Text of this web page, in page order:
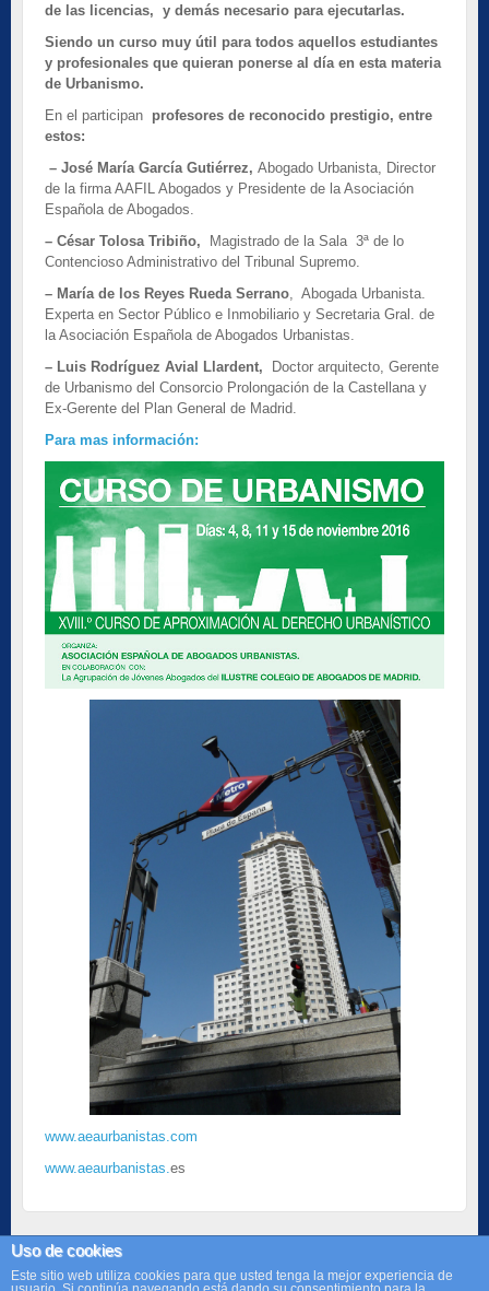
de las licencias, y demás necesario para ejecutarlas.
Siendo un curso muy útil para todos aquellos estudiantes
y profesionales que quieran ponerse al día en esta materia
de Urbanismo.
En el participan profesores de reconocido prestigio, entre
estos:
– José María García Gutiérrez, Abogado Urbanista, Director
de la firma AAFIL Abogados y Presidente de la Asociación
Española de Abogados.
– César Tolosa Tribiño,
Magistrado de la Sala 3ª de lo
Contencioso Administrativo del Tribunal Supremo.
– María de los Reyes Rueda Serrano , Abogada Urbanista.
Experta en Sector Público e Inmobiliario y Secretaria Gral. de
la Asociación Española de Abogados Urbanistas.
– Luis Rodríguez Avial Llardent,
Doctor arquitecto, Gerente
de Urbanismo del Consorcio Prolongación de la Castellana y
Ex-Gerente del Plan General de Madrid.
Para mas información:
www.aeaurbanistas.com
www.aeaurbanistas. es
Comments are closed.
Uso de cookies
Este sitio web utiliza cookies para que usted tenga la mejor experiencia de